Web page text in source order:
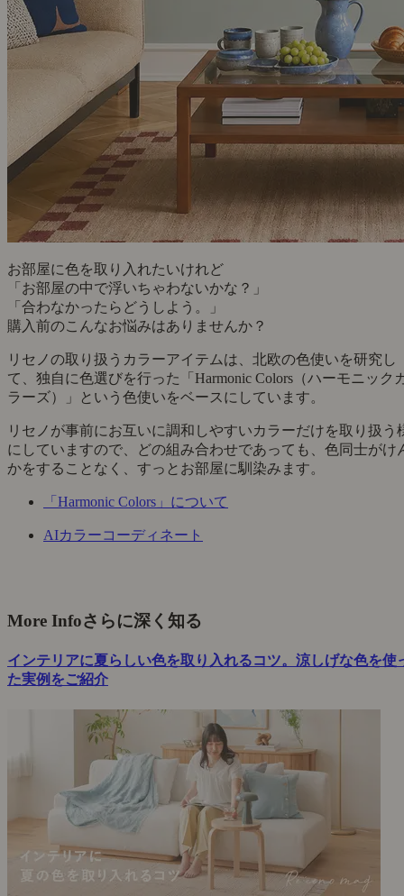
お部屋に色を取り入れたいけれど
「お部屋の中で浮いちゃわないかな？」
「合わなかったらどうしよう。」
購入前のこんなお悩みはありませんか？
リセノの取り扱うカラーアイテムは、北欧の色使いを研究し
て、独自に色選びを行った「Harmonic Colors（ハーモニック
ラーズ）」という色使いをベースにしています。
リセノが事前にお互いに調和しやすいカラーだけを取り扱う
にしていますので、どの組み合わせであっても、色同士がけ
かをすることなく、すっとお部屋に馴染みます。
「Harmonic Colors」について
AIカラーコーディネート
More Infoさらに深く知る
インテリアに夏らしい色を取り入れるコツ。涼しげな色を使
た実例をご紹介